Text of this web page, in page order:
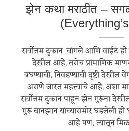
झेन कथा मराठीत – सगळं
सर्वोत्तम दुकान. चांगले आणि वाईट
देखील आहे. तसेच प्रामाणिक
बघण्याची, निवडण्याची दृष्टी देखील
असणे जास्त महत्त्वाचे आहे. अशा
सर्वोत्तम दुकान पाहून झेन गुरूंना
गुरू बानझान यांच्यासमोर घडलेली
आहे पण, त्यातून